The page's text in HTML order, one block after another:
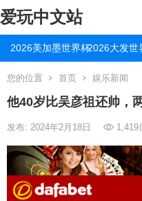
爱玩中文站
2026美加墨世界杯2026大发世
您的位置 首页 娱乐新闻
他40岁比吴彦祖还帅，
发布: 2024年2月18日 1,419